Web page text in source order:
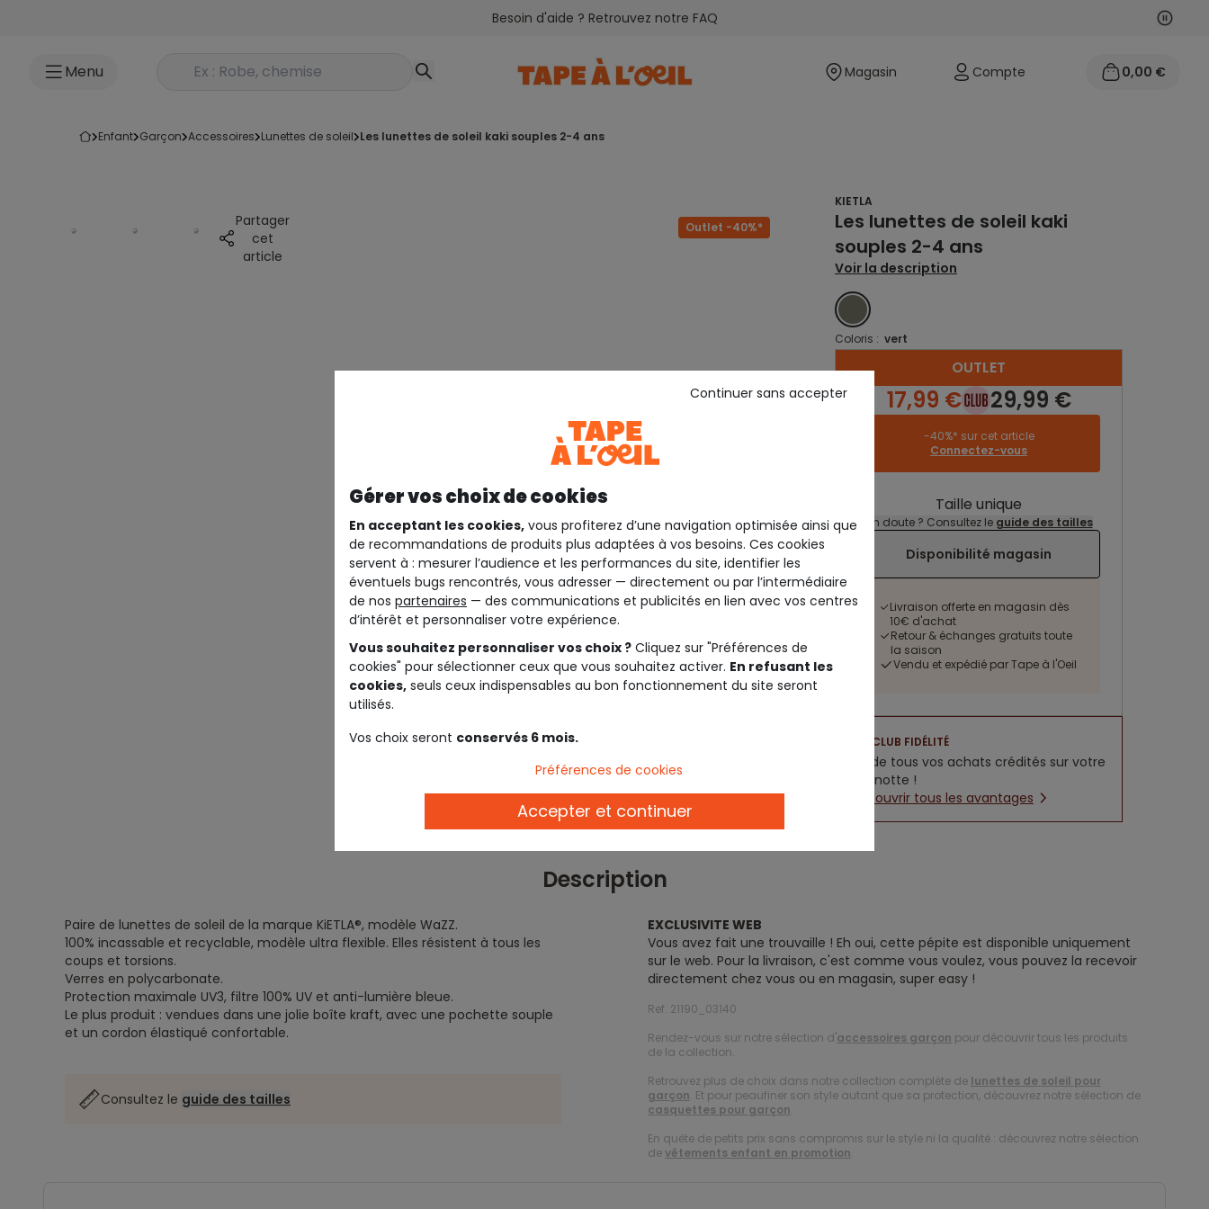
Besoin d'aide ? Retrouvez notre FAQ
Menu Rechercher un produit Magasin Compte 0,00 €
enfant garçon accessoires lunettes de soleil les lunettes de soleil kaki souples 2-4 ans
Partager
cet
article
Outlet -40%*
KIETLA
Les lunettes de soleil kaki
souples 2-4 ans
Voir la description
VERT
Coloris : vert
OUTLET
17,99 € 29,99 €
-40%* sur cet article
Connectez-vous
Taille unique
Un doute ? Consultez le guide des tailles
Disponibilité magasin
Livraison offerte en magasin dès
10€ d'achat
Retour & échanges gratuits toute
la saison
Vendu et expédié par Tape à l'Oeil
CLUB FIDÉLITÉ
5% de tous vos achats crédités sur votre
cagnotte !
Découvrir tous les avantages
Description
Paire de lunettes de soleil de la marque KiETLA®, modèle WaZZ.
100% incassable et recyclable, modèle ultra flexible. Elles résistent à tous les
coups et torsions.
Verres en polycarbonate.
Protection maximale UV3, filtre 100% UV et anti-lumière bleue.
Le plus produit : vendues dans une jolie boîte kraft, avec une pochette souple
et un cordon élastiqué confortable.
Consultez le guide des tailles
EXCLUSIVITE WEB
Vous avez fait une trouvaille ! Eh oui, cette pépite est disponible uniquement
sur le web. Pour la livraison, c'est comme vous voulez, vous pouvez la recevoir
directement chez vous ou en magasin, super easy !
Ref. 21190_03140
Rendez-vous sur notre sélection d'accessoires garçon pour découvrir tous les produits
de la collection.
Retrouvez plus de choix dans notre collection complète de lunettes de soleil pour
garçon. Et pour peaufiner son style autant que sa protection, découvrez notre sélection de
casquettes pour garçon.
En quête de petits prix sans compromis sur le style ni la qualité : découvrez notre sélection
devêtements enfant en promotion.
Gérer vos choix de cookies
En acceptant les cookies, vous profiterez d’une navigation optimisée ainsi que
de recommandations de produits plus adaptées à vos besoins. Ces cookies
servent à : mesurer l’audience et les performances du site, identifier les
éventuels bugs rencontrés, vous adresser — directement ou par l’intermédiaire
de nos partenaires — des communications et publicités en lien avec vos centres
d’intérêt et personnaliser votre expérience.
Vous souhaitez personnaliser vos choix ? Cliquez sur "Préférences de
cookies" pour sélectionner ceux que vous souhaitez activer. En refusant les
cookies, seuls ceux indispensables au bon fonctionnement du site seront
utilisés.
Vos choix seront conservés 6 mois.
Continuer sans accepter
Préférences de cookies
Accepter et continuer